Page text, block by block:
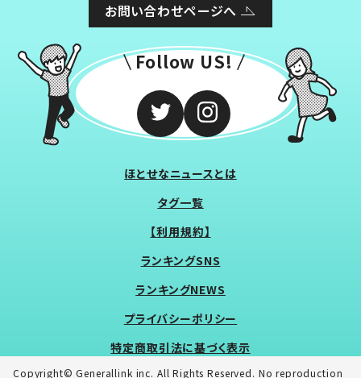
お問い合わせページへ
Follow US!
ほとせなニュースとは
タグ一覧
【利用規約】
ランキングSNS
ランキングNEWS
プライバシーポリシー
特定商取引法に基づく表示
Copyright© Generallink inc. All Rights Reserved. No reproduction